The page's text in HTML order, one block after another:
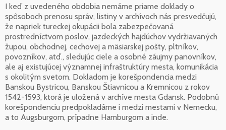
I keď z uvedeného obdobia nemáme priame doklady o
spôsoboch prenosu správ, listiny v archívoch nás presvedčujú,
že napriek tureckej okupácii bola zabezpečovaná
prostredníctvom poslov, jazdeckých hajdúchov vydržiavaných
župou, obchodnej, cechovej a mäsiarskej pošty, pltníkov,
povozníkov, atď., sledujúc ciele a osobné záujmy panovníkov,
ale aj existujúcej významnej infraštruktúry mesta, komunikácia
s okolitým svetom. Dokladom je korešpondencia medzi
Banskou Bystricou, Banskou Štiavnicou a Kremnicou z rokov
1542-1593, ktorá je uložená v archíve mesta Gdansk. Podobnú
korešpondenciu predpokladáme i medzi mestami v Nemecku,
a to Augsburgom, prípadne Hamburgom a inde.